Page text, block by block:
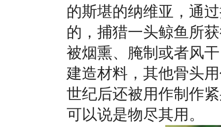
的斯堪的纳维亚，通
的，捕猎一头鲸鱼所
被烟熏、腌制或者风
建造材料，其他骨头
世纪后还被用作制作
可以说是物尽其用。